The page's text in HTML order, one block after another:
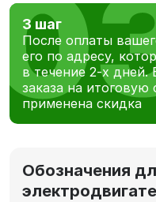
3 шаг
После оплаты
его по адресу,
в течение 2-х
заказа на
применена скидка
Обозначения